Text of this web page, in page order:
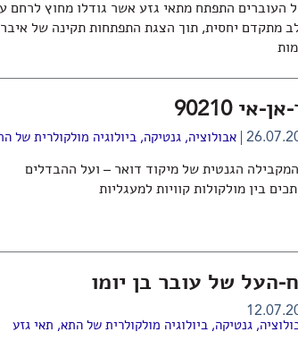
העוברים התפתח מתאי גזע אשר גודלו מחוץ לרחם
מתקדם יחסית, תוך הצגת התפתחות תקינה של
אי 90210
אבולוציה,גנטיקה,ביולוגיה מולקולרית של
הגנטית של מיקוד דואר – ועל ההבדלים
בין מולקולות קוויות למעגליות
העל של עובר בן יומו
,גנטיקה,ביולוגיה מולקולרית של התא, תאי גזע